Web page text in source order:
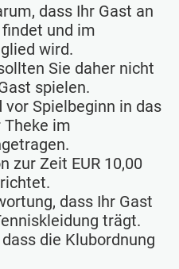
dass Ihr Gast an
und im
wird.
Sie daher nicht
spielen.
vor Spielbeginn in das
Theke im
zur Zeit EUR 10,00
dass Ihr Gast
trägt.
die Klubordnung